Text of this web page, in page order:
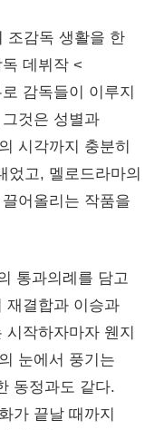
조감독 생활을 한
데뷔작 <
감독들이 이루지
것은 성별과
시각까지 충분히
었고, 멜로드라마의
어올리는 작품을
통과의례를 담고
재결합과 이승과
작하자마자 웬지
눈에서 풍기는
동정과도 같다.
가 끝날 때까지